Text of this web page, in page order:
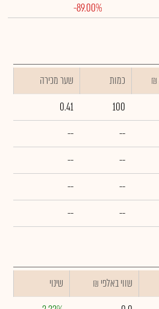
-89.00%
כמות
שער מכירה
100
0.41
--
--
--
--
--
--
--
--
₪ שווי באלפי
שינוי